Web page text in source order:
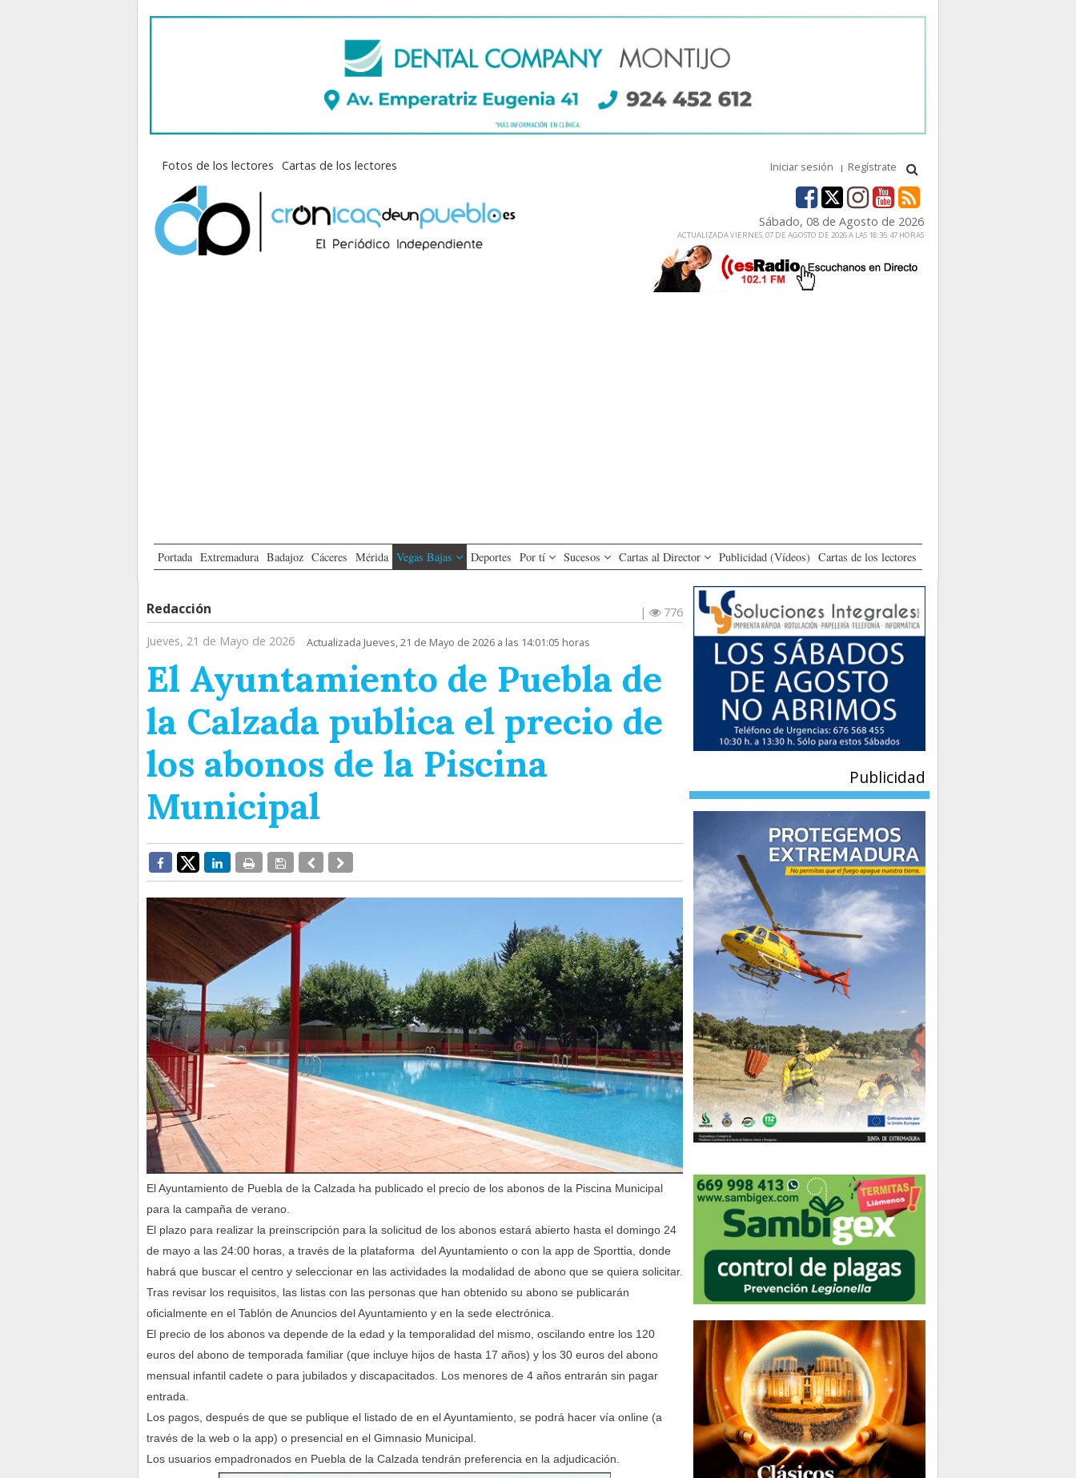
Fotos de los lectores Cartas de los lectores Iniciar sesión Regístrate
Sábado, 08 de Agosto de 2026
ACTUALIZADA VIERNES, 07 DE AGOSTO DE 2026 A LAS 18:35:47 HORAS
Portada Extremadura Badajoz Cáceres Mérida Vegas Bajas Deportes Por tí Sucesos Cartas al Director Publicidad (Vídeos) Cartas de los lectores
Redacción |
776
Jueves, 21 de Mayo de 2026
Actualizada Jueves, 21 de Mayo de 2026 a las 14:01:05 horas
El Ayuntamiento de Puebla de
la Calzada publica el precio de
los abonos de la Piscina
Municipal
El Ayuntamiento de Puebla de la Calzada ha publicado el precio de los abonos de la Piscina Municipal
para la campaña de verano.
El plazo para realizar la preinscripción para la solicitud de los abonos estará abierto hasta el domingo 24
de mayo a las 24:00 horas, a través de la plataforma del Ayuntamiento o con la app de Sporttia, donde
habrá que buscar el centro y seleccionar en las actividades la modalidad de abono que se quiera solicitar.
Tras revisar los requisitos, las listas con las personas que han obtenido su abono se publicarán
oficialmente en el Tablón de Anuncios del Ayuntamiento y en la sede electrónica.
El precio de los abonos va depende de la edad y la temporalidad del mismo, oscilando entre los 120
euros del abono de temporada familiar (que incluye hijos de hasta 17 años) y los 30 euros del abono
mensual infantil cadete o para jubilados y discapacitados. Los menores de 4 años entrarán sin pagar
entrada.
Los pagos, después de que se publique el listado de en el Ayuntamiento, se podrá hacer vía online (a
través de la web o la app) o presencial en el Gimnasio Municipal.
Los usuarios empadronados en Puebla de la Calzada tendrán preferencia en la adjudicación.
Publicidad